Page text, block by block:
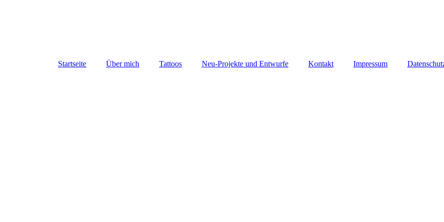
Startseite Über mich Tattoos Neu-Projekte und Entwurfe Kontakt Impressum